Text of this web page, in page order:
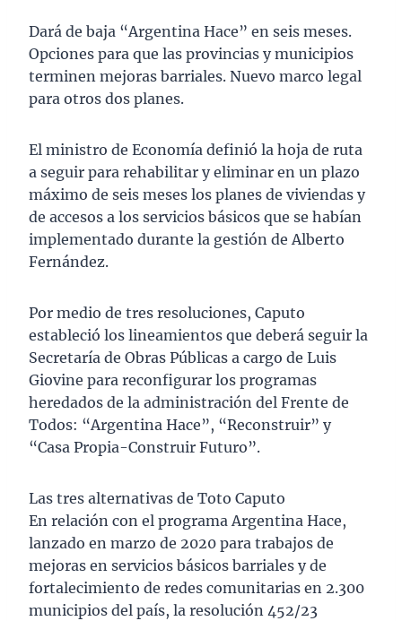
Dará de baja “Argentina Hace” en seis meses.
Opciones para que las provincias y municipios
terminen mejoras barriales. Nuevo marco legal
para otros dos planes.
El ministro de Economía definió la hoja de ruta
a seguir para rehabilitar y eliminar en un plazo
máximo de seis meses los planes de viviendas y
de accesos a los servicios básicos que se habían
implementado durante la gestión de Alberto
Fernández.
Por medio de tres resoluciones, Caputo
estableció los lineamientos que deberá seguir la
Secretaría de Obras Públicas a cargo de Luis
Giovine para reconfigurar los programas
heredados de la administración del Frente de
Todos: “Argentina Hace”, “Reconstruir” y
“Casa Propia-Construir Futuro”.
Las tres alternativas de Toto Caputo
En relación con el programa Argentina Hace,
lanzado en marzo de 2020 para trabajos de
mejoras en servicios básicos barriales y de
fortalecimiento de redes comunitarias en 2.300
municipios del país, la resolución 452/23